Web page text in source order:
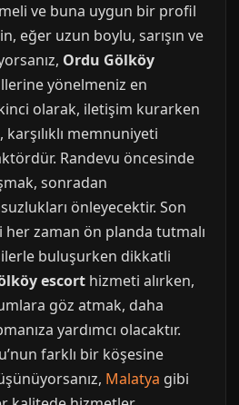
ve buna uygun bir profil
eğer uzun boylu, sarışın ve
Ordu Gölköy
yönelmeniz en
olarak, iletişim kurarken
karşılıklı memnuniyeti
Randevu öncesinde
sonradan
önleyecektir. Son
zaman ön planda tutmalı
buluşurken dikkatli
escort hizmeti alırken,
göz atmak, daha
yardımcı olacaktır.
farklı bir köşesine
Malatya gibi